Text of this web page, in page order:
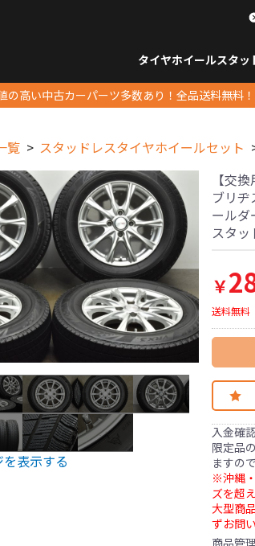
タイヤホイールスタッ
の高い中古カーパーツ多数あり！全品送料無料！
覧 スタッドレスタイヤホイールセット
表示する
【交
ブリヂ
ールダ
スタ
￥
送料無料
入金確
限定品
ますの
※沖縄
ズを超
大型商
ずお問
商品管